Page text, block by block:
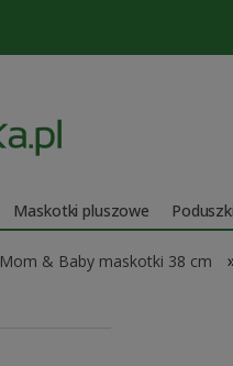
Maskotki pluszowe
Mom & Baby maskotki 38 cm